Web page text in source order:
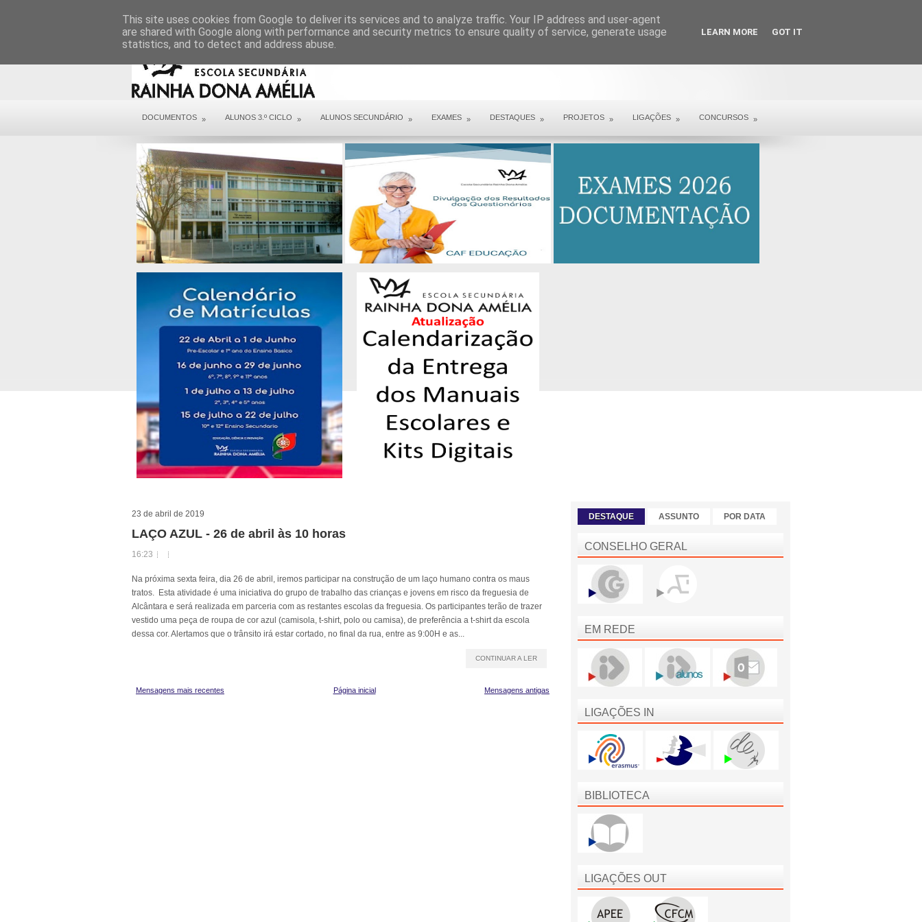
DOCUMENTOS » ALUNOS 3.º CICLO » ALUNOS SECUNDÁRIO » EXAMES » DESTAQUES » PROJETOS » LIGAÇÕES » CONCURSOS »
23 de abril de 2019
LAÇO AZUL - 26 de abril às 10 horas
16:23
Na próxima sexta feira, dia 26 de abril, iremos participar na construção de um laço humano contra os maus
tratos. Esta atividade é uma iniciativa do grupo de trabalho das crianças e jovens em risco da freguesia de
Alcântara e será realizada em parceria com as restantes escolas da freguesia. Os participantes terão de trazer
vestido uma peça de roupa de cor azul (camisola, t-shirt, polo ou camisa), de preferência a t-shirt da escola
dessa cor. Alertamos que o trânsito irá estar cortado, no final da rua, entre as 9:00H e as...
CONTINUAR A LER
Mensagens mais recentes Mensagens antigas
Página inicial
DESTAQUE ASSUNTO POR DATA
CONSELHO GERAL
EM REDE
LIGAÇÕES IN
BIBLIOTECA
LIGAÇÕES OUT
This site uses cookies from Google to deliver its services and to analyze traffic. Your IP address and user-agent
are shared with Google along with performance and security metrics to ensure quality of service, generate usage
statistics, and to detect and address abuse.
LEARN MORE GOT IT